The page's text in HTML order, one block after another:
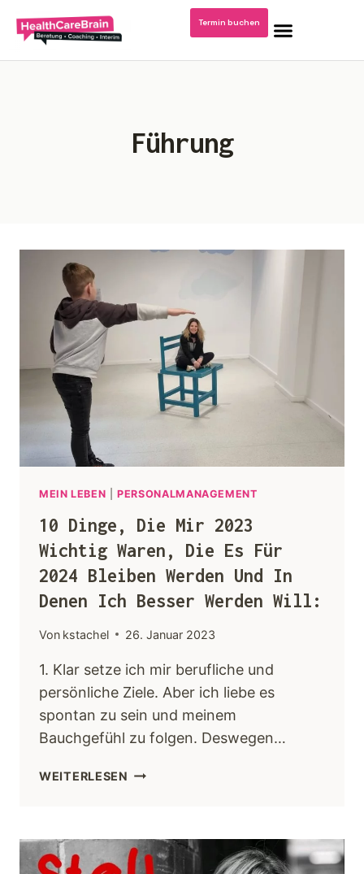
Über mich
Publikationen
Keynotes
Kontakt
Termin buchen
Führung
MEIN LEBEN |PERSONALMANAGEMENT
10 Dinge, Die Mir 2023
Wichtig Waren, Die Es Für
2024 Bleiben Werden Und In
Denen Ich Besser Werden Will:
Von kstachel 26. Januar 2023
1. Klar setze ich mir berufliche und
persönliche Ziele. Aber ich liebe es
spontan zu sein und meinem
Bauchgefühl zu folgen. Deswegen…
WEITERLESEN